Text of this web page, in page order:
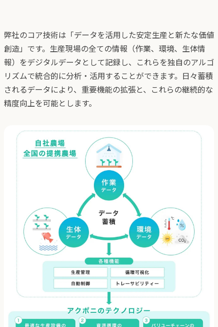
弊社のコア技術は「データを活用した安定生産と新たな価値
創造」です。生産現場の全ての情報（作業、環境、生体情
報）をデジタルデータとして記録し、これらを独自のアルゴ
リズムで統合的に分析・活用することができます。日々蓄積
されるデータにより、重要機能の拡張と、これらの継続的な
精度向上を可能とします。